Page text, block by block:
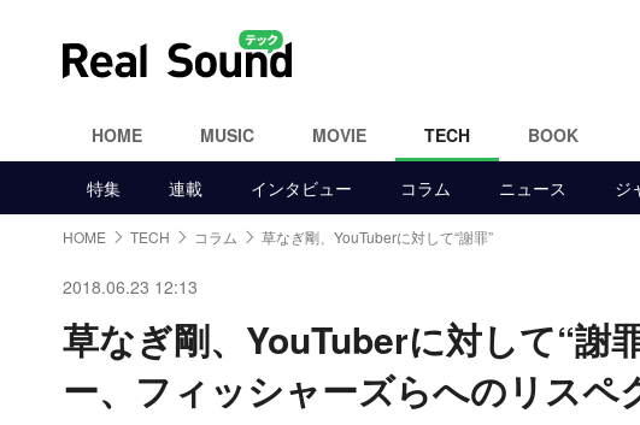
HOME MUSIC MOVIE TECH BOOK
特集 連載 インタビュー コラム ニュース ジ
HOME TECH コラム 草なぎ剛、YouTuberに対して“謝罪”
2018.06.23 12:13
草なぎ剛、YouTuberに対して“
ー、フィッシャーズらへのリスペ